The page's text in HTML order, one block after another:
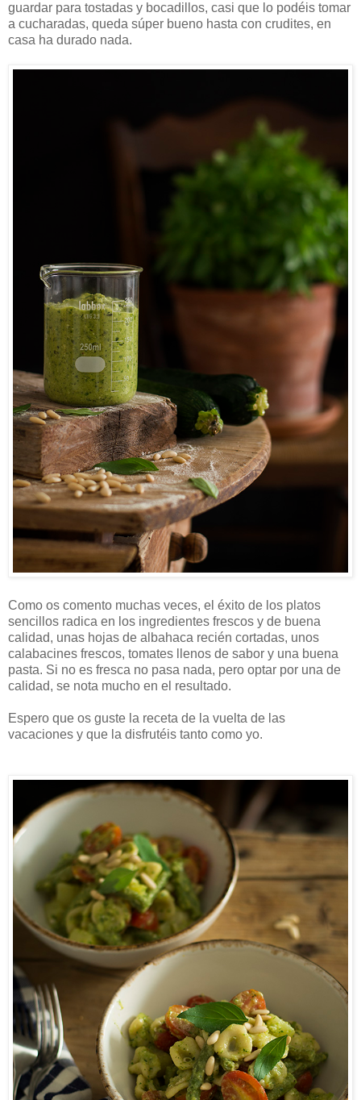
guardar para tostadas y bocadillos, casi que lo podéis tomar
a cucharadas, queda súper bueno hasta con crudites, en
casa ha durado nada.
Como os comento muchas veces, el éxito de los platos
sencillos radica en los ingredientes frescos y de buena
calidad, unas hojas de albahaca recién cortadas, unos
calabacines frescos, tomates llenos de sabor y una buena
pasta. Si no es fresca no pasa nada, pero optar por una de
calidad, se nota mucho en el resultado.
Espero que os guste la receta de la vuelta de las
vacaciones y que la disfrutéis tanto como yo.